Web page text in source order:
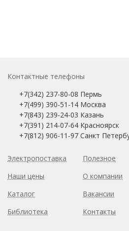
Контактные телефоны
+7(342) 237-80-08 Пермь
+7(499) 390-51-14 Москва
+7(843) 239-24-03 Казань
+7(391) 214-07-64 Красноярск
+7(812) 906-11-97 Санкт
Электропоставка
Наши цены
Каталог
Библиотека
Полезное
О компании
Вакансии
Контакты